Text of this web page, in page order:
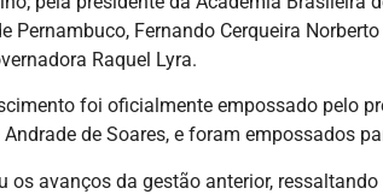
Pernambuco, Fernando Cerqueira
Raquel Lyra.
foi oficialmente empossado pelo
de Soares, e foram empossados
os avanços da gestão anterior,